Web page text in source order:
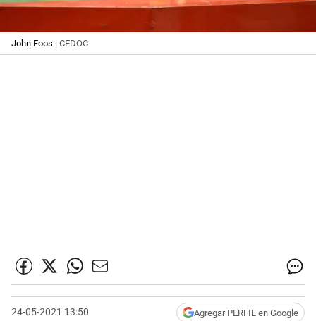
John Foos | CEDOC
24-05-2021 13:50 Agregar PERFIL en Google